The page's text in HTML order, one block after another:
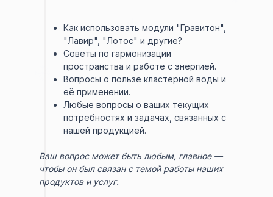
Как использовать модули "Гравитон",
"Лавир", "Лотос" и другие?
Советы по гармонизации
пространства и работе с энергией.
Вопросы о пользе кластерной воды и
её применении.
Любые вопросы о ваших текущих
потребностях и задачах, связанных с
нашей продукцией.
Ваш вопрос может быть любым, главное —
чтобы он был связан с темой работы наших
продуктов и услуг.